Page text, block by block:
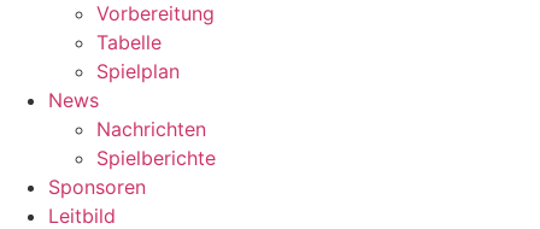
Vorbereitung
Tabelle
Spielplan
News
Nachrichten
Spielberichte
Sponsoren
Leitbild